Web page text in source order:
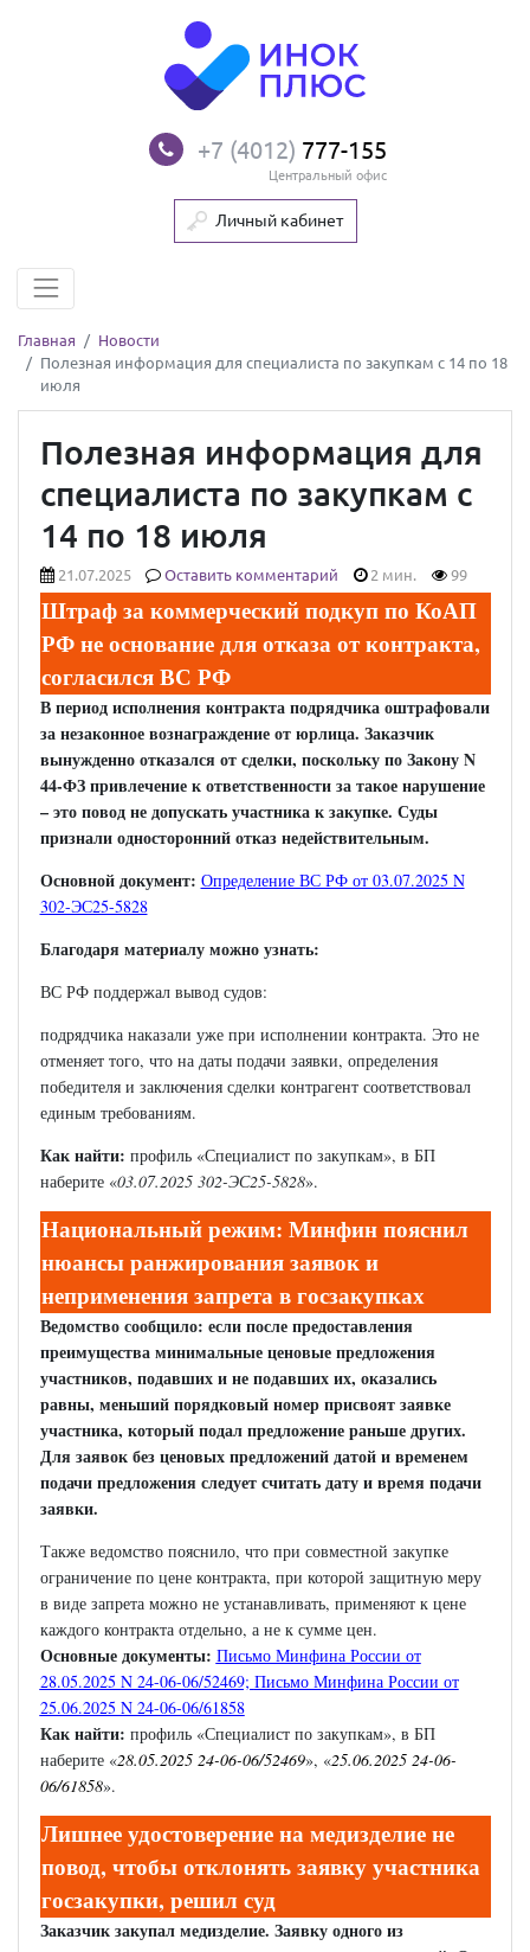
+7 (4012) 777-155
Центральный офис
Личный кабинет
Главная
Новости
Полезная информация для специалиста по закупкам с 14 по 18
июля
Полезная информация для
специалиста по закупкам с
14 по 18 июля
21.07.2025 Оставить комментарий 2 мин. 99
Штраф за коммерческий подкуп по КоАП
РФ не основание для отказа от контракта,
согласился ВС РФ
В период исполнения контракта подрядчика оштрафовали
за незаконное вознаграждение от юрлица. Заказчик
вынужденно отказался от сделки, поскольку по Закону N
44-ФЗ привлечение к ответственности за такое нарушение
– это повод не допускать участника к закупке. Суды
признали односторонний отказ недействительным.
Основной документ: Определение ВС РФ от 03.07.2025 N
302-ЭС25-5828
Благодаря материалу можно узнать:
ВС РФ поддержал вывод судов:
подрядчика наказали уже при исполнении контракта. Это не
отменяет того, что на даты подачи заявки, определения
победителя и заключения сделки контрагент соответствовал
единым требованиям.
Как найти: профиль «Специалист по закупкам», в БП
наберите «03.07.2025 302-ЭС25-5828».
Национальный режим: Минфин пояснил
нюансы ранжирования заявок и
неприменения запрета в госзакупках
Ведомство сообщило: если после предоставления
преимущества минимальные ценовые предложения
участников, подавших и не подавших их, оказались
равны, меньший порядковый номер присвоят заявке
участника, который подал предложение раньше других.
Для заявок без ценовых предложений датой и временем
подачи предложения следует считать дату и время подачи
заявки.
Также ведомство пояснило, что при совместной закупке
ограничение по цене контракта, при которой защитную меру
в виде запрета можно не устанавливать, применяют к цене
каждого контракта отдельно, а не к сумме цен.
Основные документы: Письмо Минфина России от
28.05.2025 N 24-06-06/52469; Письмо Минфина России от
25.06.2025 N 24-06-06/61858
Как найти: профиль «Специалист по закупкам», в БП
наберите «28.05.2025 24-06-06/52469», «25.06.2025 24-06-
06/61858».
Лишнее удостоверение на медизделие не
повод, чтобы отклонять заявку участника
госзакупки, решил суд
Заказчик закупал медизделие. Заявку одного из